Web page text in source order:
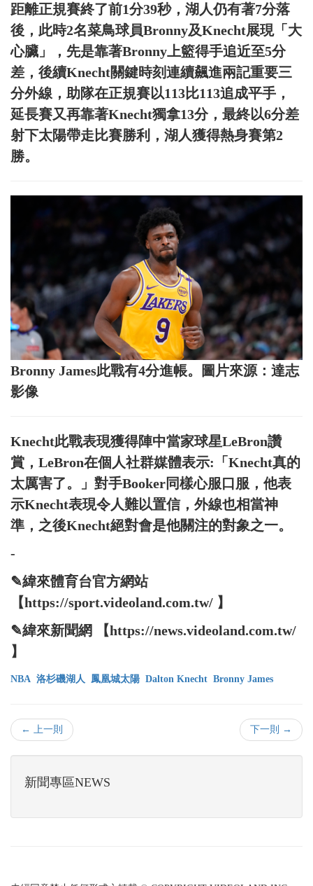
距離正規賽終了前1分39秒，湖人仍有著7分落
後，此時2名菜鳥球員Bronny及Knecht展現「大
心臟」，先是靠著Bronny上籃得手追近至5分
差，後續Knecht關鍵時刻連續飆進兩記重要三
分外線，助隊在正規賽以113比113追成平手，
延長賽又再靠著Knecht獨拿13分，最終以6分差
射下太陽帶走比賽勝利，湖人獲得熱身賽第2
勝。
Bronny James此戰有4分進帳。圖片來源：達志
影像
Knecht此戰表現獲得陣中當家球星LeBron讚
賞，LeBron在個人社群媒體表示:「Knecht真的
太厲害了。」對手Booker同樣心服口服，他表
示Knecht表現令人難以置信，外線也相當神
準，之後Knecht絕對會是他關注的對象之一。
-
✎緯來體育台官方網站
【https://sport.videoland.com.tw/ 】
✎緯來新聞網 【https://news.videoland.com.tw/
】
NBA 洛杉磯湖人 鳳凰城太陽 Dalton Knecht Bronny James
← 上一則 下一則 →
新聞專區NEWS